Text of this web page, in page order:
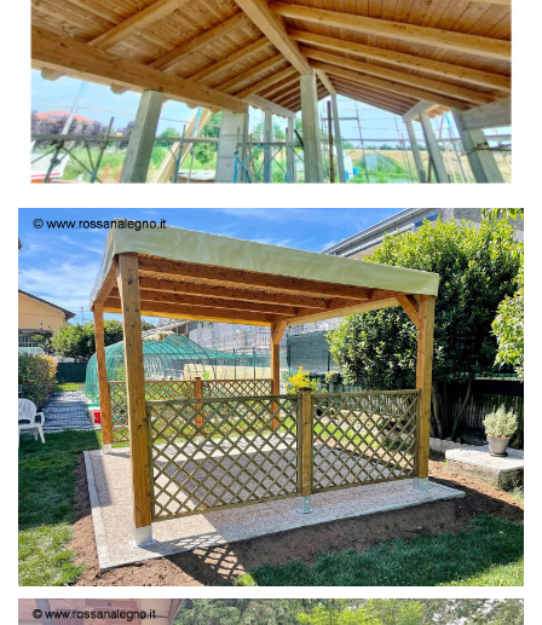
TETTO IN ABETE LAMELLARE PRETAGLIATO
PERGOLA 4X3